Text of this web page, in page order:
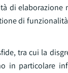
di
di
tra cui la
in particolare